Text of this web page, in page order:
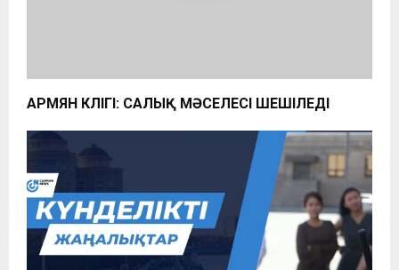
АРМЯН КӨЛІГІ: САЛЫҚ МӘСЕЛЕСІ ШЕШІЛЕДІ